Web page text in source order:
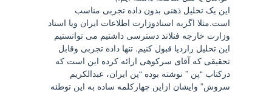
این یک تحلیل ذهنی بدون داده تجربی مناسب
است.مثلا اگربه اسنادوزارت اطلاعات ایران ویا اسناد
وزارت خارجه فنلاند دسترسی داشتیم می توانستیم
این تحلیل راردیا قبول کنیم. تنها داده تجربی وقابل
تحقیقی که آقای سرکوهی ارائه کرده این است که
درکتاب “پن ” نوشته بوده “پن ایران، عبدالکریم
سروش” وایشان ازاین چهارکلمه ساده به این توطئه